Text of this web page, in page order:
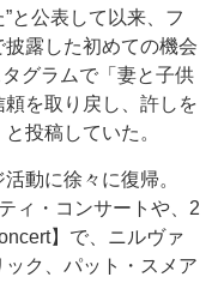
と公表して以来、フ
露した初めての機会
グラムで「妻と子供
を取り戻し、許しを
投稿していた。
動に徐々に復帰。
ィ・コンサートや、2
】で、ニルヴァ
ク、パット・スメア